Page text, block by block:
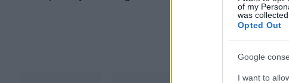
of my
was collected.
Opted Out
Google
I want to